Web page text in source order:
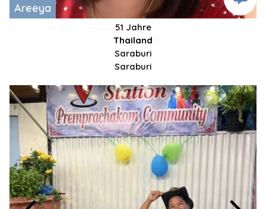
Areeya
51 Jahre
Thailand
Saraburi
Saraburi